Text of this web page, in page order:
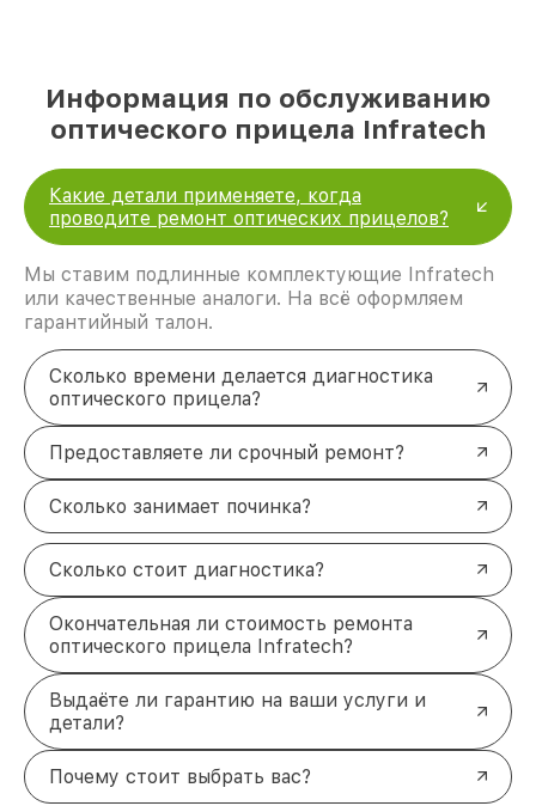
Информация по обслуживанию
оптического прицела Infratech
Какие детали применяете, когда
проводите ремонт оптических прицелов?
Мы ставим подлинные комплектующие Infratech
или качественные аналоги. На всё оформляем
гарантийный талон.
Сколько времени делается диагностика
оптического прицела?
Предоставляете ли срочный ремонт?
Сколько занимает починка?
Сколько стоит диагностика?
Окончательная ли стоимость ремонта
оптического прицела Infratech?
Выдаёте ли гарантию на ваши услуги и
детали?
Почему стоит выбрать вас?